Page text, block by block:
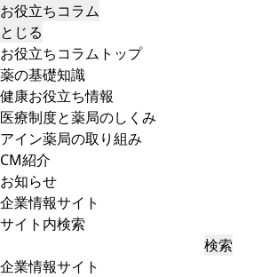
お役立ちコラム
とじる
お役立ちコラムトップ
薬の基礎知識
健康お役立ち情報
医療制度と薬局のしくみ
アイン薬局の取り組み
CM紹介
お知らせ
企業情報サイト
サイト内検索
検索
企業情報サイト